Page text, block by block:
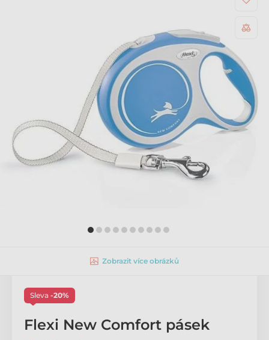
Zobrazit více obrázků
Sleva -20%
Flexi New Comfort pásek